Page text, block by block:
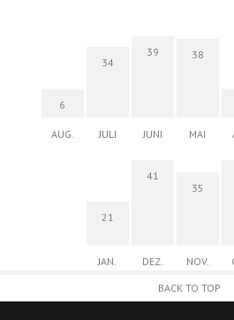
6
AUG.
34
JULI
39
JUNI
38
MAI
21
JAN.
41
DEZ.
35
NOV.
BACK TO TOP